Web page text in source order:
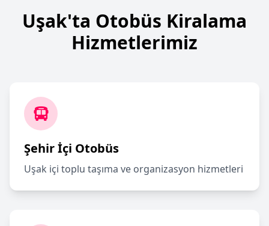
Uşak'ta Otobüs Kiralama
Hizmetlerimiz
Şehir İçi Otobüs
Uşak içi toplu taşıma ve organizasyon hizmetleri